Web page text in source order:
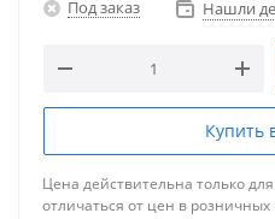
Под заказ Нашли
Купить
Цена действительна только
отличаться от цен в розничных